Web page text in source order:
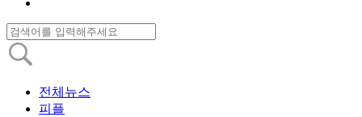
전체뉴스
피플